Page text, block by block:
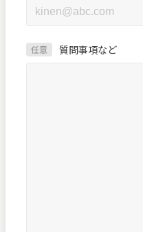
任意 質問事項など